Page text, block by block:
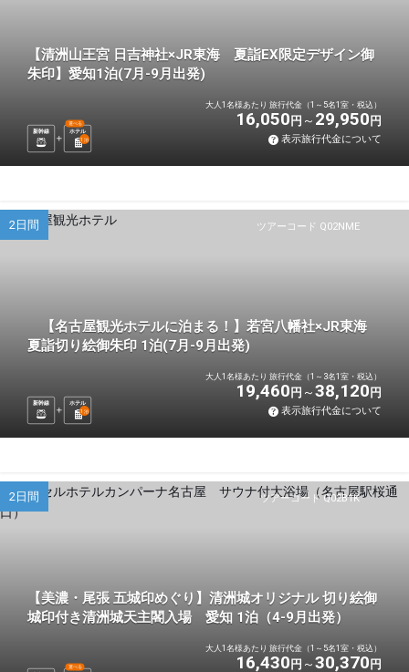
【清洲山王宮 日吉神社×JR東海 夏詣EX限定デザイン御
朱印】愛知1泊(7月-9月出発)
新幹線 ホテル
選べる
1 泊
大人1名様あたり 旅行代金（1～5名1室・税込）
16,050 円 29,950 円
表示旅行代金について
ツアーコード Q02NME
2日間
【名古屋観光ホテルに泊まる！】若宮八幡社×JR東海
夏詣切り絵御朱印 1泊(7月-9月出発)
新幹線
ホテル
1 泊
大人1名様あたり 旅行代金（1～3名1室・税込）
19,460 円 38,120 円
表示旅行代金について
ツアーコード Q02B1K
2日間
【美濃・尾張 五城印めぐり】清洲城オリジナル 切り絵御
城印付き清洲城天主閣入場 愛知 1泊（4-9月出発）
選べる
大人1名様あたり 旅行代金（1～5名1室・税込）
16,430 円 30,370 円